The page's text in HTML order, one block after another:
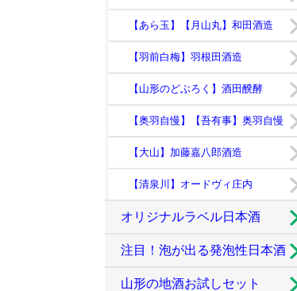
【あら玉】【月山丸】和田酒造
【羽前白梅】羽根田酒造
【山形のどぶろく】酒田醗酵
【奥羽自慢】【吾有事】奥羽自慢
【大山】加藤嘉八郎酒造
【清泉川】オードヴィ庄内
オリジナルラベル日本酒
注目！泡が出る発泡性日本酒
山形の地酒お試しセット